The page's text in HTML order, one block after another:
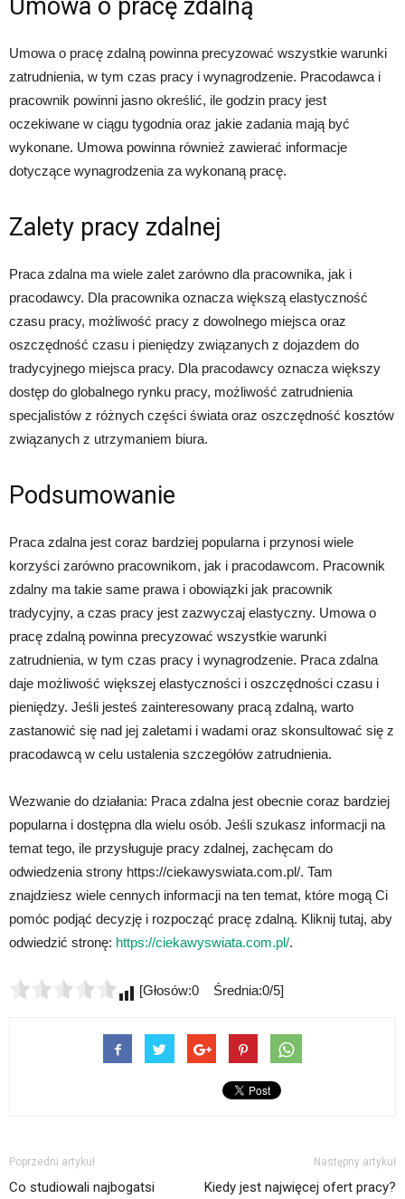
Umowa o pracę zdalną
Umowa o pracę zdalną powinna precyzować wszystkie warunki
zatrudnienia, w tym czas pracy i wynagrodzenie. Pracodawca i
pracownik powinni jasno określić, ile godzin pracy jest
oczekiwane w ciągu tygodnia oraz jakie zadania mają być
wykonane. Umowa powinna również zawierać informacje
dotyczące wynagrodzenia za wykonaną pracę.
Zalety pracy zdalnej
Praca zdalna ma wiele zalet zarówno dla pracownika, jak i
pracodawcy. Dla pracownika oznacza większą elastyczność
czasu pracy, możliwość pracy z dowolnego miejsca oraz
oszczędność czasu i pieniędzy związanych z dojazdem do
tradycyjnego miejsca pracy. Dla pracodawcy oznacza większy
dostęp do globalnego rynku pracy, możliwość zatrudnienia
specjalistów z różnych części świata oraz oszczędność kosztów
związanych z utrzymaniem biura.
Podsumowanie
Praca zdalna jest coraz bardziej popularna i przynosi wiele
korzyści zarówno pracownikom, jak i pracodawcom. Pracownik
zdalny ma takie same prawa i obowiązki jak pracownik
tradycyjny, a czas pracy jest zazwyczaj elastyczny. Umowa o
pracę zdalną powinna precyzować wszystkie warunki
zatrudnienia, w tym czas pracy i wynagrodzenie. Praca zdalna
daje możliwość większej elastyczności i oszczędności czasu i
pieniędzy. Jeśli jesteś zainteresowany pracą zdalną, warto
zastanowić się nad jej zaletami i wadami oraz skonsultować się z
pracodawcą w celu ustalenia szczegółów zatrudnienia.
Wezwanie do działania: Praca zdalna jest obecnie coraz bardziej
popularna i dostępna dla wielu osób. Jeśli szukasz informacji na
temat tego, ile przysługuje pracy zdalnej, zachęcam do
odwiedzenia strony https://ciekawyswiata.com.pl/. Tam
znajdziesz wiele cennych informacji na ten temat, które mogą Ci
pomóc podjąć decyzję i rozpocząć pracę zdalną. Kliknij tutaj, aby
odwiedzić stronę: https://ciekawyswiata.com.pl/.
[Głosów:0 Średnia:0/5]
Poprzedni artykuł
Co studiowali najbogatsi
Następny artykuł
Kiedy jest najwięcej ofert pracy?